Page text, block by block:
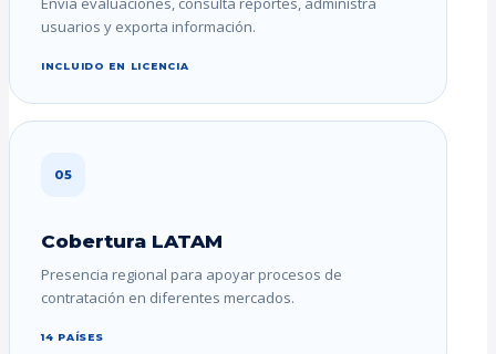
usuarios y exporta información.
INCLUIDO EN LICENCIA
05
Cobertura LATAM
Presencia regional para apoyar procesos de
contratación en diferentes mercados.
14 PAÍSES